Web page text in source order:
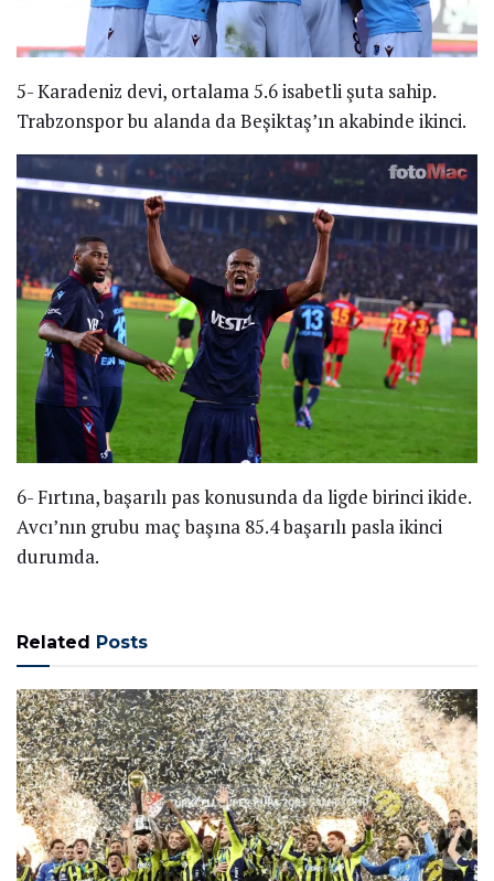
5- Karadeniz devi, ortalama 5.6 isabetli şuta sahip.
Trabzonspor bu alanda da Beşiktaş’ın akabinde ikinci.
6- Fırtına, başarılı pas konusunda da ligde birinci ikide.
Avcı’nın grubu maç başına 85.4 başarılı pasla ikinci
durumda.
Related Posts